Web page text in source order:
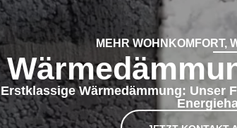
MEHR WOHNKOMFORT,
Erstklassige Wärmedämmung: Unser
JETZT KONTAKT